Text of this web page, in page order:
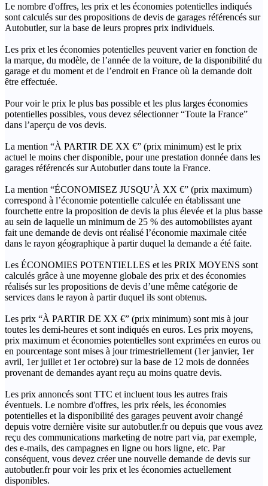
Le nombre d'offres, les prix et les économies potentielles indiqués
sont calculés sur des propositions de devis de garages référencés sur
Autobutler, sur la base de leurs propres prix individuels.
Les prix et les économies potentielles peuvent varier en fonction de
la marque, du modèle, de l’année de la voiture, de la disponibilité du
garage et du moment et de l’endroit en France où la demande doit
être effectuée.
Pour voir le prix le plus bas possible et les plus larges économies
potentielles possibles, vous devez sélectionner “Toute la France”
dans l’aperçu de vos devis.
La mention “À PARTIR DE XX €” (prix minimum) est le prix
actuel le moins cher disponible, pour une prestation donnée dans les
garages référencés sur Autobutler dans toute la France.
La mention “ÉCONOMISEZ JUSQU’À XX €” (prix maximum)
correspond à l’économie potentielle calculée en établissant une
fourchette entre la proposition de devis la plus élevée et la plus basse
au sein de laquelle un minimum de 25 % des automobilistes ayant
fait une demande de devis ont réalisé l’économie maximale citée
dans le rayon géographique à partir duquel la demande a été faite.
Les ÉCONOMIES POTENTIELLES et les PRIX MOYENS sont
calculés grâce à une moyenne globale des prix et des économies
réalisés sur les propositions de devis d’une même catégorie de
services dans le rayon à partir duquel ils sont obtenus.
Les prix “À PARTIR DE XX €” (prix minimum) sont mis à jour
toutes les demi-heures et sont indiqués en euros. Les prix moyens,
prix maximum et économies potentielles sont exprimées en euros ou
en pourcentage sont mises à jour trimestriellement (1er janvier, 1er
avril, 1er juillet et 1er octobre) sur la base de 12 mois de données
provenant de demandes ayant reçu au moins quatre devis.
Les prix annoncés sont TTC et incluent tous les autres frais
éventuels. Le nombre d'offres, les prix réels, les économies
potentielles et la disponibilité des garages peuvent avoir changé
depuis votre dernière visite sur autobutler.fr ou depuis que vous avez
reçu des communications marketing de notre part via, par exemple,
des e-mails, des campagnes en ligne ou hors ligne, etc. Par
conséquent, vous devez créer une nouvelle demande de devis sur
autobutler.fr pour voir les prix et les économies actuellement
disponibles.